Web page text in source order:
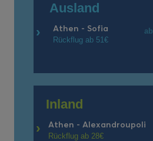
Ausland
› Athen - Sofia
Rückflug ab 51€
ab
Inland
› Athen - Alexandroupoli
Rückflug ab 28€